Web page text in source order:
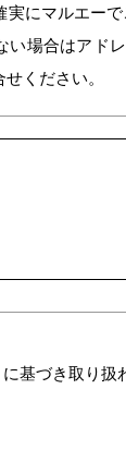
にマルエー
場合はアド
ください。
に基づき取り扱